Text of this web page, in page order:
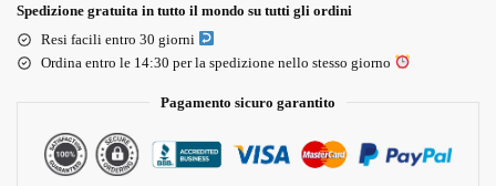
Spedizione gratuita in tutto il mondo su tutti gli ordini
Resi facili entro 30 giorni
Ordina entro le 14:30 per la spedizione nello stesso giorno
Pagamento sicuro garantito